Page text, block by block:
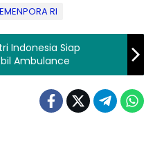
RI
Indonesia Siap
Ambulance